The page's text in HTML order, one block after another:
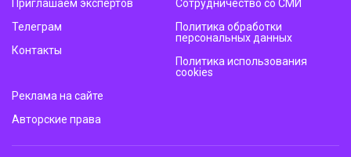
Приглашаем экспертов
Телеграм
Контакты
Сотрудничество со СМИ
Политика обработки
персональных данных
Политика использования
cookies
Реклама на сайте
Авторские права